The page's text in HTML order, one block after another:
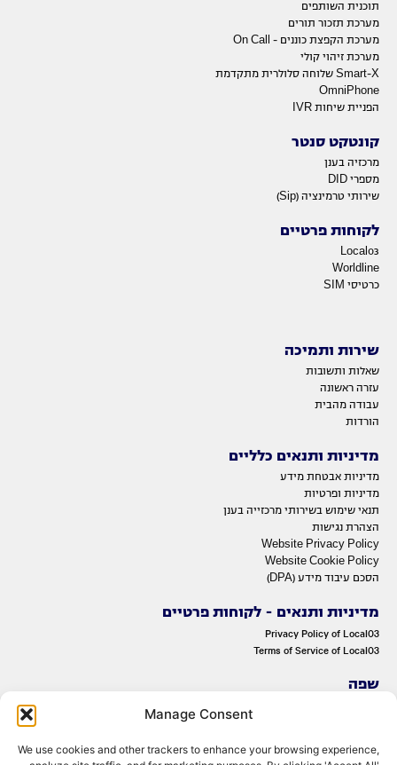
Manage Consent
We use cookies and other trackers to enhance your browsing experience,
תוכנית השותפים
מערכת תזכור תורים
מערכת הקפצת כוננים - On Call
מערכת זיהוי קולי
Smart-X שלוחה סלולרית מתקדמת
OmniPhone
הפניית שיחות IVR
קונטקט סנטר
מרכזיה בענן
מספרי DID
שירותי טרמינציה (Sip)
לקוחות פרטיים
Local03
Worldline
כרטיסי SIM
שירות ותמיכה
שאלות ותשובות
עזרה ראשונה
עבודה מהבית
הורדות
מדיניות ותנאים כלליים
מדיניות אבטחת מידע
מדיניות ופרטיות
תנאי שימוש בשירותי מרכזייה בענן
הצהרת נגישות
Website Privacy Policy
Website Cookie Policy
הסכם עיבוד מידע (DPA)
מדיניות ותנאים - לקוחות פרטיים
Privacy Policy of Local03
Terms of Service of Local03
שפה